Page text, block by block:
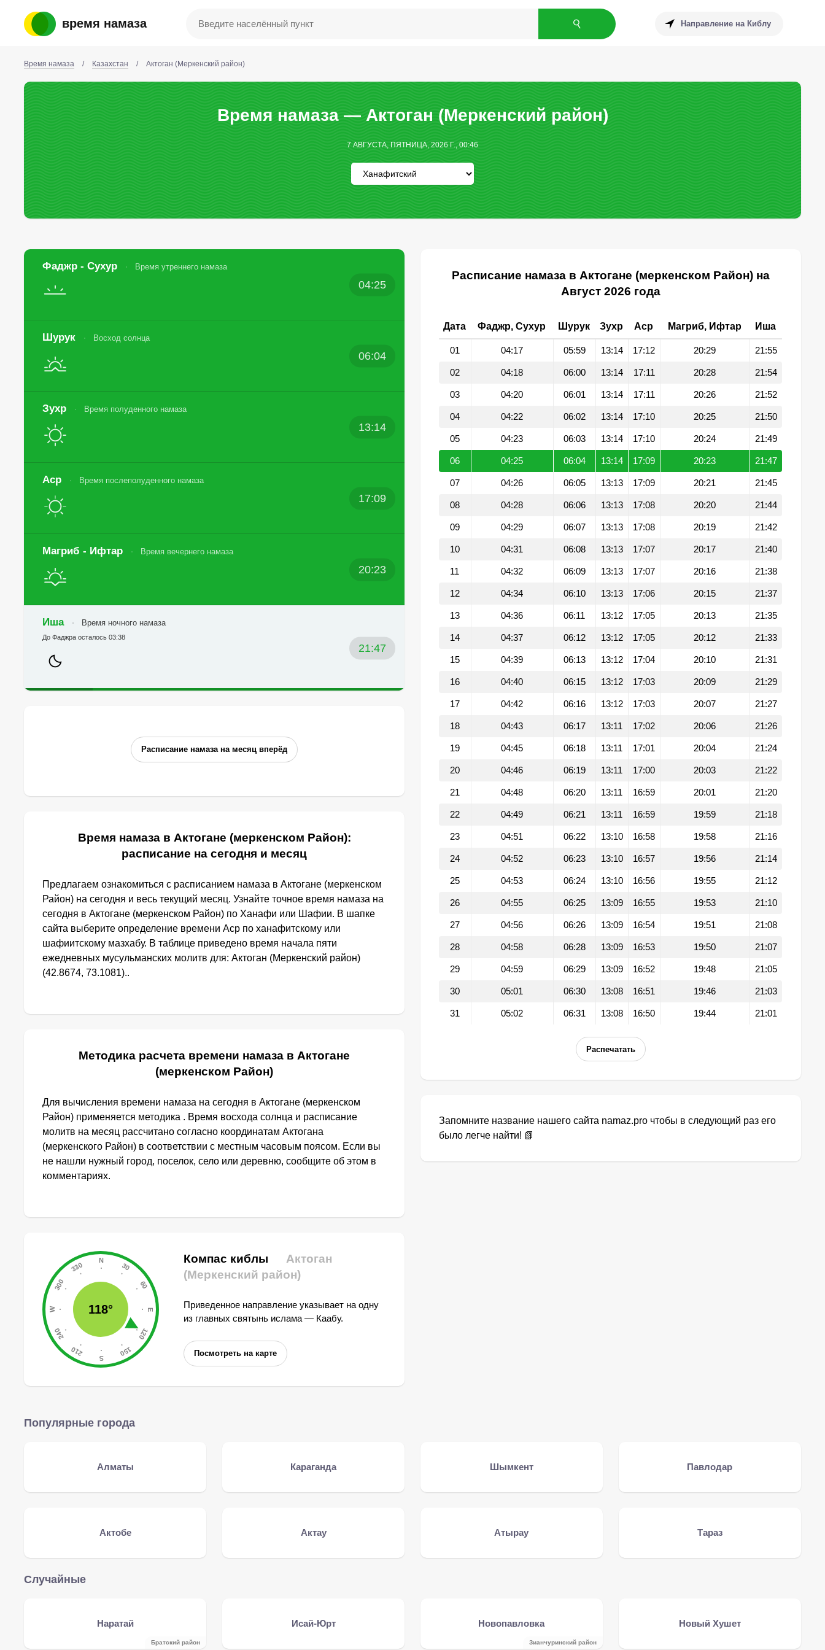
время намаза Направление на Киблу
Время намаза / Казахстан / Актоган (Меркенский район)
Время намаза — Актоган (Меркенский район)
7 АВГУСТА, ПЯТНИЦА, 2026 Г., 00:46
Фаджр - Сухур Время утреннего намаза
04:25
Шурук Восход солнца
06:04
Зухр Время полуденного намаза
13:14
Аср Время послеполуденного намаза
17:09
Магриб - Ифтар Время вечернего намаза
20:23
Иша Время ночного намаза
21:47
До Фаджра осталось 03:38
Расписание намаза на месяц вперёд
Время намаза в Актогане (меркенском Район):
расписание на сегодня и месяц
Предлагаем ознакомиться с расписанием намаза в Актогане (меркенском
Район) на сегодня и весь текущий месяц. Узнайте точное время намаза на
сегодня в Актогане (меркенском Район) по Ханафи или Шафии. В шапке
сайта выберите определение времени Аср по ханафитскому или
шафиитскому мазхабу. В таблице приведено время начала пяти
ежедневных мусульманских молитв для: Актоган (Меркенский район)
(42.8674, 73.1081)..
Методика расчета времени намаза в Актогане
(меркенском Район)
Для вычисления времени намаза на сегодня в Актогане (меркенском
Район) применяется методика . Время восхода солнца и расписание
молитв на месяц рассчитано согласно координатам Актогана
(меркенского Район) в соответствии с местным часовым поясом. Если вы
не нашли нужный город, поселок, село или деревню, сообщите об этом в
комментариях.
118°
Компас киблы
Актоган
(Меркенский район)
Приведенное направление указывает на одну
из главных святынь ислама — Каабу.
Посмотреть на карте
Расписание намаза в Актогане (меркенском Район) на
Август 2026 года
Дата Фаджр, Сухур Шурук Зухр Аср Магриб, Ифтар Иша
01 04:17 05:59 13:14 17:12 20:29 21:55
02 04:18 06:00 13:14 17:11 20:28 21:54
03 04:20 06:01 13:14 17:11 20:26 21:52
04 04:22 06:02 13:14 17:10 20:25 21:50
05 04:23 06:03 13:14 17:10 20:24 21:49
06 04:25 06:04 13:14 17:09 20:23 21:47
07 04:26 06:05 13:13 17:09 20:21 21:45
08 04:28 06:06 13:13 17:08 20:20 21:44
09 04:29 06:07 13:13 17:08 20:19 21:42
10 04:31 06:08 13:13 17:07 20:17 21:40
11 04:32 06:09 13:13 17:07 20:16 21:38
12 04:34 06:10 13:13 17:06 20:15 21:37
13 04:36 06:11 13:12 17:05 20:13 21:35
14 04:37 06:12 13:12 17:05 20:12 21:33
15 04:39 06:13 13:12 17:04 20:10 21:31
16 04:40 06:15 13:12 17:03 20:09 21:29
17 04:42 06:16 13:12 17:03 20:07 21:27
18 04:43 06:17 13:11 17:02 20:06 21:26
19 04:45 06:18 13:11 17:01 20:04 21:24
20 04:46 06:19 13:11 17:00 20:03 21:22
21 04:48 06:20 13:11 16:59 20:01 21:20
22 04:49 06:21 13:11 16:59 19:59 21:18
23 04:51 06:22 13:10 16:58 19:58 21:16
24 04:52 06:23 13:10 16:57 19:56 21:14
25 04:53 06:24 13:10 16:56 19:55 21:12
26 04:55 06:25 13:09 16:55 19:53 21:10
27 04:56 06:26 13:09 16:54 19:51 21:08
28 04:58 06:28 13:09 16:53 19:50 21:07
29 04:59 06:29 13:09 16:52 19:48 21:05
30 05:01 06:30 13:08 16:51 19:46 21:03
31 05:02 06:31 13:08 16:50 19:44 21:01
Распечатать
Запомните название нашего сайта namaz.pro чтобы в следующий раз его
было легче найти! 📗
Популярные города
Алматы Караганда Шымкент Павлодар
Актобе Актау Атырау Тараз
Случайные
Наратай
Братский район
Исай-Юрт Новопавловка
Зианчуринский район
Новый Хушет